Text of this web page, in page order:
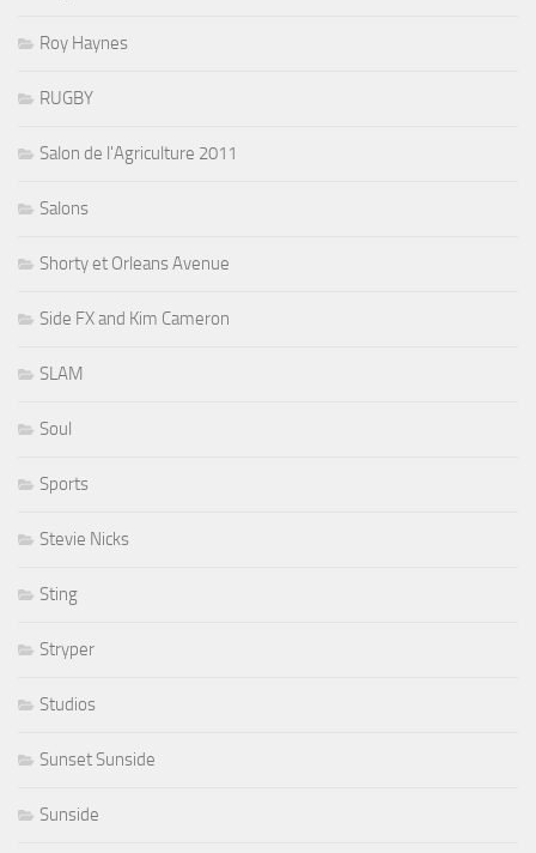
Roy Haynes
RUGBY
Salon de l'Agriculture 2011
Salons
Shorty et Orleans Avenue
Side FX and Kim Cameron
SLAM
Soul
Sports
Stevie Nicks
Sting
Stryper
Studios
Sunset Sunside
Sunside